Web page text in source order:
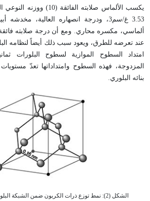
3.53 غ/سم3، ودرجة انصهاره العالية،
ألماسي، مكسره محاري. ومع أن درجة صلابته فائقة
عند تعرضه للطرق، ويعود سبب ذلك أيضاً لنظامه
امتداد السطوح الموازية لسطوح البلورات
المزدوجة، فهذه السطوح وامتداداتها تعدّ
بنائه البلوري.
الشكل (2): نمط توزع ذرات الكربون ضمن الشبكة البلورية لمعدن الألماس